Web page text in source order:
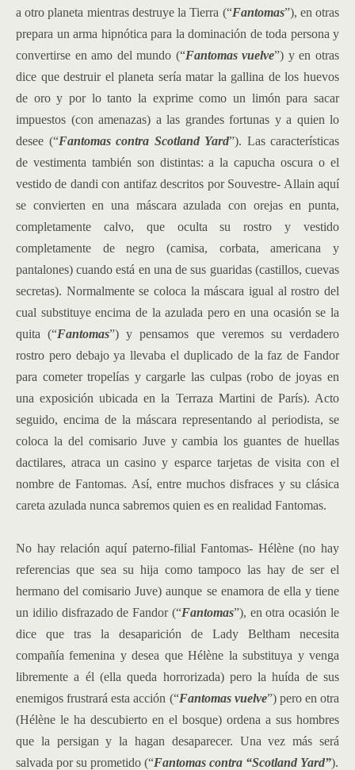
a otro planeta mientras destruye la Tierra (“Fantomas”), en otras
prepara un arma hipnótica para la dominación de toda persona y
convertirse en amo del mundo (“Fantomas vuelve”) y en otras
dice que destruir el planeta sería matar la gallina de los huevos
de oro y por lo tanto la exprime como un limón para sacar
impuestos (con amenazas) a las grandes fortunas y a quien lo
desee (“Fantomas contra Scotland Yard”). Las características
de vestimenta también son distintas: a la capucha oscura o el
vestido de dandi con antifaz descritos por Souvestre- Allain aquí
se convierten en una máscara azulada con orejas en punta,
completamente calvo, que oculta su rostro y vestido
completamente de negro (camisa, corbata, americana y
pantalones) cuando está en una de sus guaridas (castillos, cuevas
secretas). Normalmente se coloca la máscara igual al rostro del
cual substituye encima de la azulada pero en una ocasión se la
quita (“Fantomas”) y pensamos que veremos su verdadero
rostro pero debajo ya llevaba el duplicado de la faz de Fandor
para cometer tropelías y cargarle las culpas (robo de joyas en
una exposición ubicada en la Terraza Martini de París). Acto
seguido, encima de la máscara representando al periodista, se
coloca la del comisario Juve y cambia los guantes de huellas
dactilares, atraca un casino y esparce tarjetas de visita con el
nombre de Fantomas. Así, entre muchos disfraces y su clásica
careta azulada nunca sabremos quien es en realidad Fantomas.
No hay relación aquí paterno-filial Fantomas- Hélène (no hay
referencias que sea su hija como tampoco las hay de ser el
hermano del comisario Juve) aunque se enamora de ella y tiene
un idilio disfrazado de Fandor (“Fantomas”), en otra ocasión le
dice que tras la desaparición de Lady Beltham necesita
compañía femenina y desea que Hélène la substituya y venga
libremente a él (ella queda horrorizada) pero la huída de sus
enemigos frustrará esta acción (“Fantomas vuelve”) pero en otra
(Hélène le ha descubierto en el bosque) ordena a sus hombres
que la persigan y la hagan desaparecer. Una vez más será
salvada por su prometido (“Fantomas contra “Scotland Yard”).